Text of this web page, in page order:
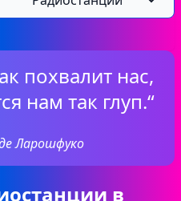
похвалит нас,
нам так глуп.“
Ларошфуко
в